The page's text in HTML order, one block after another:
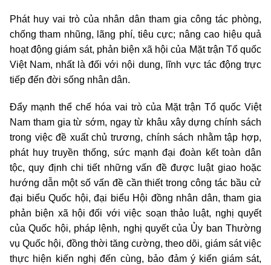
Phát huy vai trò của nhân dân tham gia công tác phòng,
chống tham nhũng, lãng phí, tiêu cực; nâng cao hiệu quả
hoạt động giám sát, phản biện xã hội của Mặt trận Tổ quốc
Việt Nam, nhất là đối với nội dung, lĩnh vực tác động trực
tiếp đến đời sống nhân dân.
Đẩy mạnh thể chế hóa vai trò của Mặt trận Tổ quốc Việt
Nam tham gia từ sớm, ngay từ khâu xây dựng chính sách
trong việc đề xuất chủ trương, chính sách nhằm tập hợp,
phát huy truyền thống, sức mạnh đại đoàn kết toàn dân
tộc, quy định chi tiết những vấn đề được luật giao hoặc
hướng dẫn một số vấn đề cần thiết trong công tác bầu cử
đại biểu Quốc hội, đại biểu Hội đồng nhân dân, tham gia
phản biện xã hội đối với việc soạn thảo luật, nghị quyết
của Quốc hội, pháp lệnh, nghị quyết của Ủy ban Thường
vụ Quốc hội, đồng thời tăng cường, theo dõi, giám sát việc
thực hiện kiến nghị đến cùng, bảo đảm ý kiến giám sát,